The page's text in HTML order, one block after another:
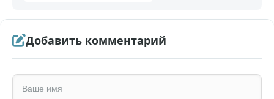
Добавить комментарий